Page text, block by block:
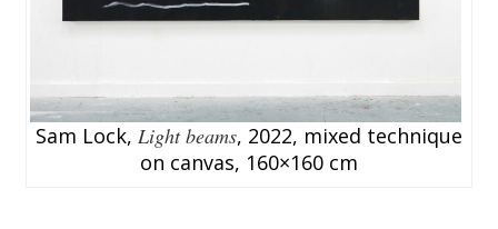
Sam Lock, Light beams, 2022, mixed technique
on canvas, 160×160 cm